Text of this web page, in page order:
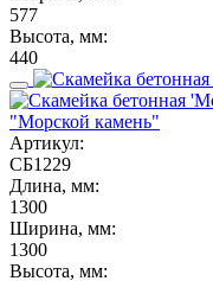
577
Высота, мм:
440
"Морской камень"
Артикул:
СБ1229
Длина, мм:
1300
Ширина, мм:
1300
Высота, мм: